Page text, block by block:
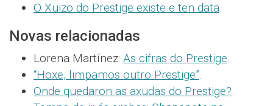
O Xuizo do Prestige existe e ten data.
Novas relacionadas
Lorena Martínez: As cifras do Prestige.
“Hoxe, limpamos outro Prestige”.
Onde quedaron as axudas do Prestige?.